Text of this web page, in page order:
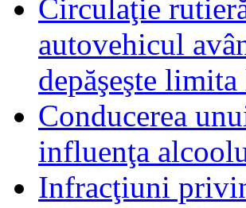
Circulaţie
autovehicul
depăşeşte
Conducerea
influenţa
Infracţiuni